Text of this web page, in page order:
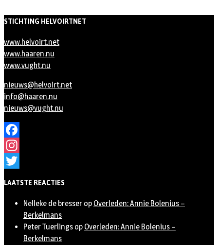
STICHTING HELVOIRTNET
www.helvoirt.net
www.haaren.nu
www.vught.nu
nieuws@helvoirt.net
info@haaren.nu
nieuws@vught.nu
Facebook
Instagram
LAATSTE REACTIES
Nelleke de bresser op Overleden: Annie Bolenius –
Berkelmans
Peter Tuerlings op Overleden: Annie Bolenius –
Berkelmans